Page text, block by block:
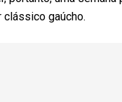
gaúcho.